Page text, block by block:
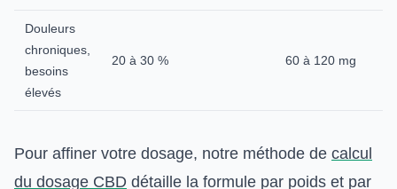
Douleurs
chroniques,
besoins
élevés
20 à 30 % 60 à 120 mg
Pour affiner votre dosage, notre méthode de calcul
du dosage CBD détaille la formule par poids et par